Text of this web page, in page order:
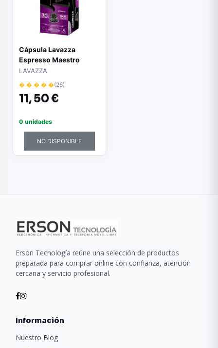
Cápsula Lavazza
Espresso Maestro
Intenso para cafeteras
Nespresso/ Caja de 30
LAVAZZA
� � � � �(26)
11,50 €
0 unidades
NO DISPONIBLE
Erson Tecnología reúne una selección de productos
preparada para comprar online con confianza, atención
cercana y servicio profesional.
Información
Nuestro Blog